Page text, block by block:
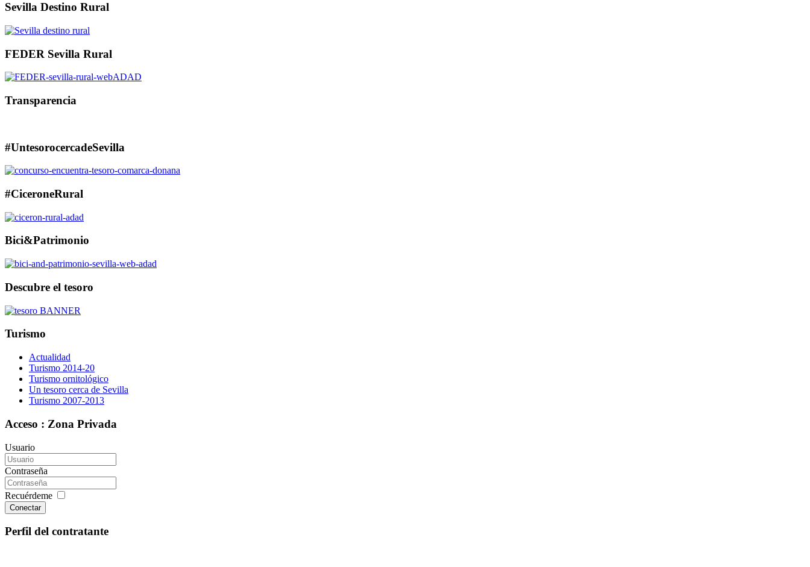
Sevilla Destino Rural
FEDER Sevilla Rural
Transparencia
#UntesorocercadeSevilla
#CiceroneRural
Bici&Patrimonio
Descubre el tesoro
Turismo
Actualidad
Turismo 2014-20
Turismo ornitológico
Un tesoro cerca de Sevilla
Turismo 2007-2013
Acceso : Zona Privada
Usuario
Contraseña
Recuérdeme
Conectar
Perfil del contratante